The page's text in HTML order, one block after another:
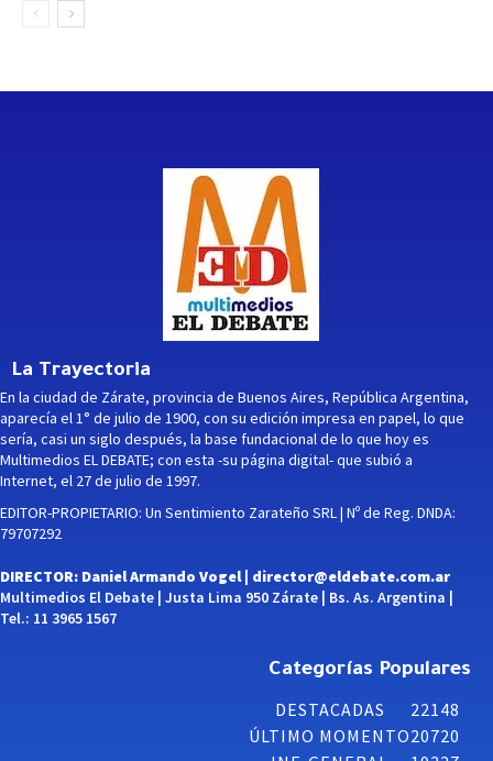
La Trayectoria
En la ciudad de Zárate, provincia de Buenos Aires, República Argentina,
aparecía el 1° de julio de 1900, con su edición impresa en papel, lo que
sería, casi un siglo después, la base fundacional de lo que hoy es
Multimedios EL DEBATE; con esta -su página digital- que subió a
Internet, el 27 de julio de 1997.
EDITOR-PROPIETARIO: Un Sentimiento Zarateño SRL | Nº de Reg. DNDA:
79707292
DIRECTOR: Daniel Armando Vogel | director@eldebate.com.ar
Multimedios El Debate | Justa Lima 950 Zárate | Bs. As. Argentina |
Tel.: 11 3965 1567
Categorías Populares
DESTACADAS
22148
ÚLTIMO MOMENTO20720